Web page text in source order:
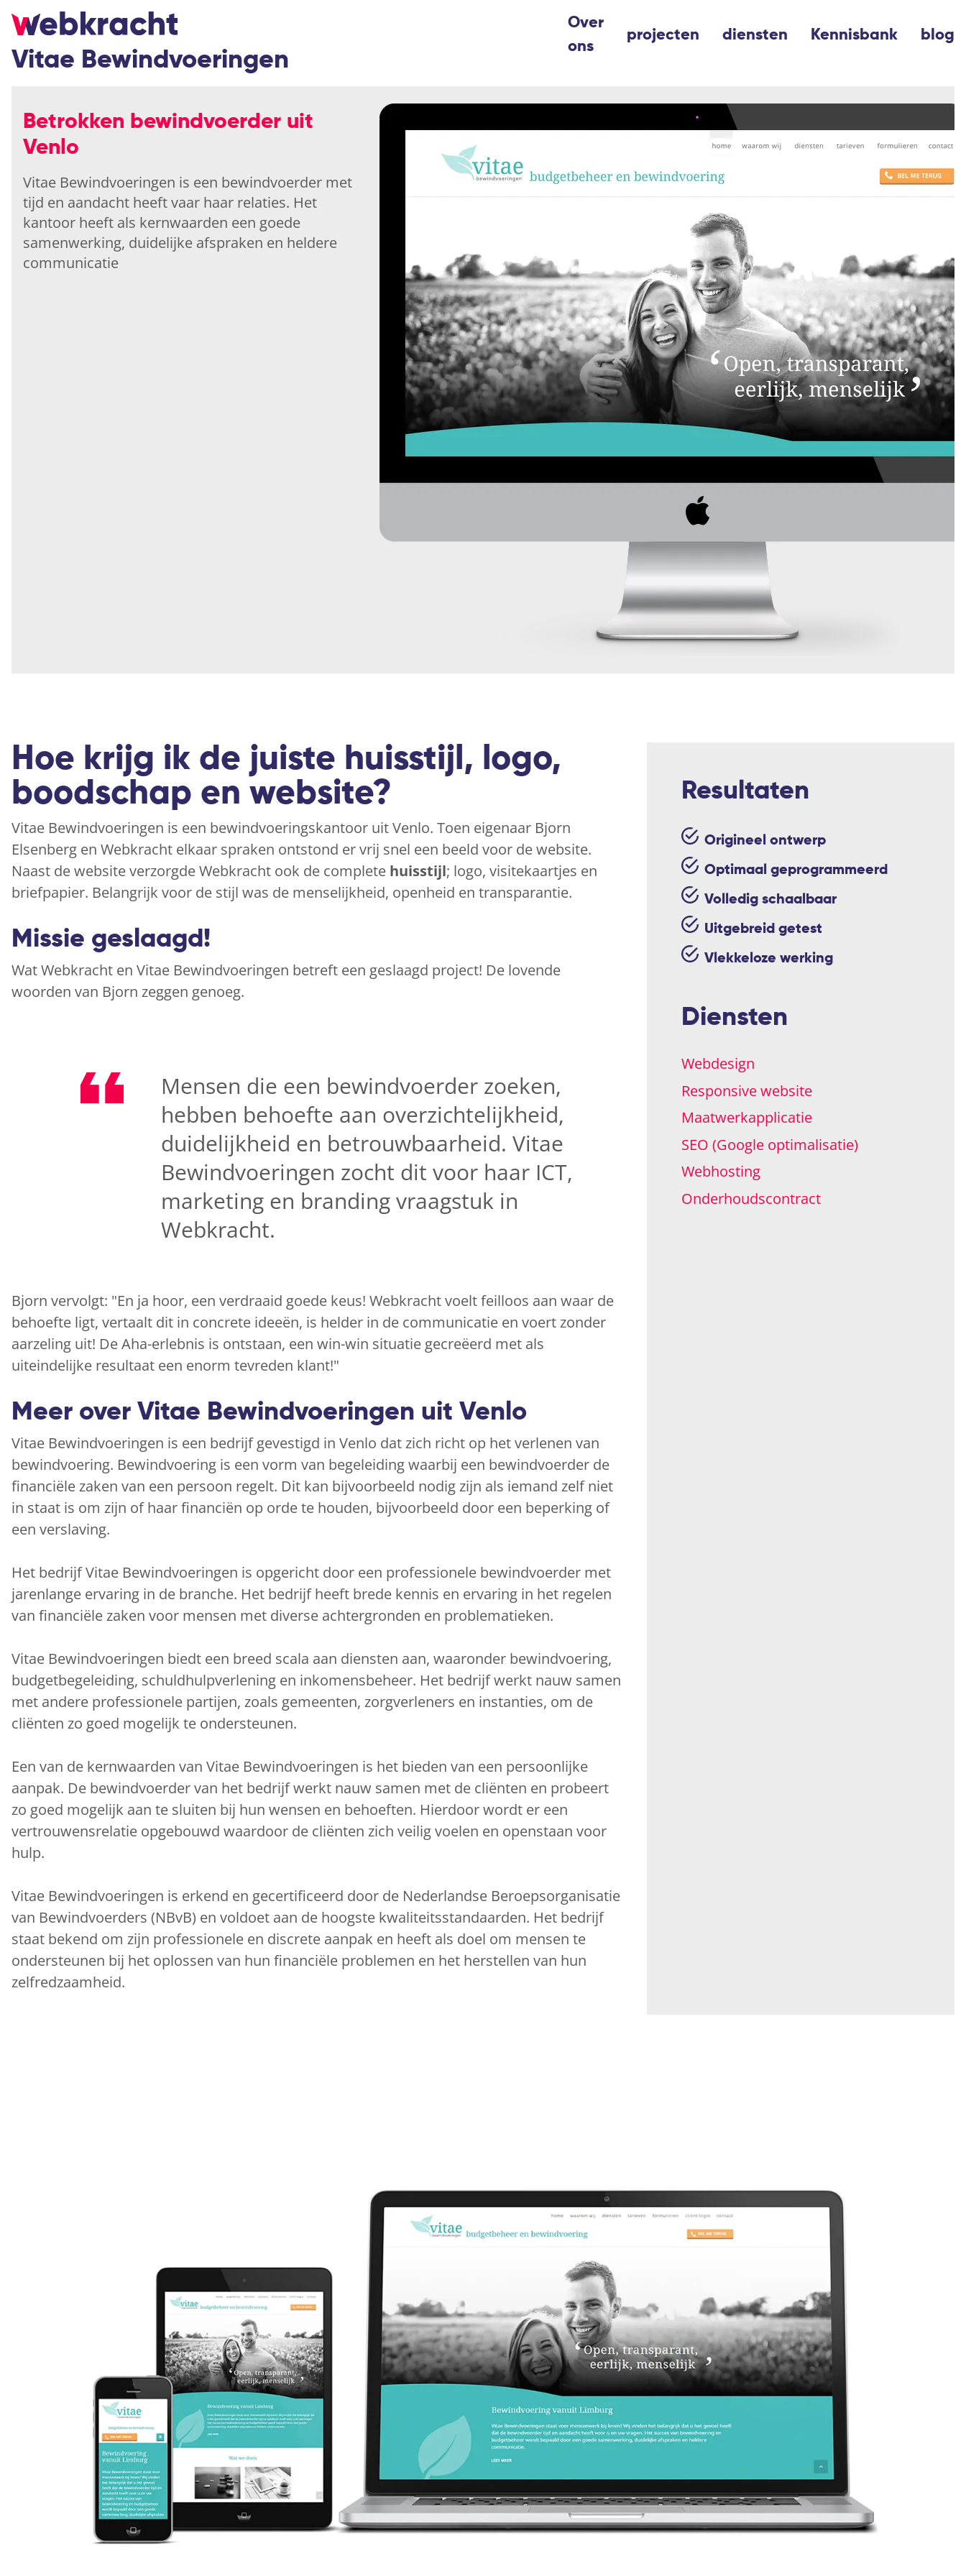
Over
ons
projecten diensten Kennisbank blog
Vitae Bewindvoeringen
Betrokken bewindvoerder uit
Venlo
Vitae Bewindvoeringen is een bewindvoerder met
tijd en aandacht heeft vaar haar relaties. Het
kantoor heeft als kernwaarden een goede
samenwerking, duidelijke afspraken en heldere
communicatie
Hoe krijg ik de juiste huisstijl, logo,
boodschap en website?
Vitae Bewindvoeringen is een bewindvoeringskantoor uit Venlo. Toen eigenaar Bjorn
Elsenberg en Webkracht elkaar spraken ontstond er vrij snel een beeld voor de website.
Naast de website verzorgde Webkracht ook de complete huisstijl; logo, visitekaartjes en
briefpapier. Belangrijk voor de stijl was de menselijkheid, openheid en transparantie.
Missie geslaagd!
Wat Webkracht en Vitae Bewindvoeringen betreft een geslaagd project! De lovende
woorden van Bjorn zeggen genoeg.
Mensen die een bewindvoerder zoeken,
hebben behoefte aan overzichtelijkheid,
duidelijkheid en betrouwbaarheid. Vitae
Bewindvoeringen zocht dit voor haar ICT,
marketing en branding vraagstuk in
Webkracht.
Bjorn vervolgt: "En ja hoor, een verdraaid goede keus! Webkracht voelt feilloos aan waar de
behoefte ligt, vertaalt dit in concrete ideeën, is helder in de communicatie en voert zonder
aarzeling uit! De Aha-erlebnis is ontstaan, een win-win situatie gecreëerd met als
uiteindelijke resultaat een enorm tevreden klant!"
Meer over Vitae Bewindvoeringen uit Venlo
Vitae Bewindvoeringen is een bedrijf gevestigd in Venlo dat zich richt op het verlenen van
bewindvoering. Bewindvoering is een vorm van begeleiding waarbij een bewindvoerder de
financiële zaken van een persoon regelt. Dit kan bijvoorbeeld nodig zijn als iemand zelf niet
in staat is om zijn of haar financiën op orde te houden, bijvoorbeeld door een beperking of
een verslaving.
Het bedrijf Vitae Bewindvoeringen is opgericht door een professionele bewindvoerder met
jarenlange ervaring in de branche. Het bedrijf heeft brede kennis en ervaring in het regelen
van financiële zaken voor mensen met diverse achtergronden en problematieken.
Vitae Bewindvoeringen biedt een breed scala aan diensten aan, waaronder bewindvoering,
budgetbegeleiding, schuldhulpverlening en inkomensbeheer. Het bedrijf werkt nauw samen
met andere professionele partijen, zoals gemeenten, zorgverleners en instanties, om de
cliënten zo goed mogelijk te ondersteunen.
Een van de kernwaarden van Vitae Bewindvoeringen is het bieden van een persoonlijke
aanpak. De bewindvoerder van het bedrijf werkt nauw samen met de cliënten en probeert
zo goed mogelijk aan te sluiten bij hun wensen en behoeften. Hierdoor wordt er een
vertrouwensrelatie opgebouwd waardoor de cliënten zich veilig voelen en openstaan voor
hulp.
Vitae Bewindvoeringen is erkend en gecertificeerd door de Nederlandse Beroepsorganisatie
van Bewindvoerders (NBvB) en voldoet aan de hoogste kwaliteitsstandaarden. Het bedrijf
staat bekend om zijn professionele en discrete aanpak en heeft als doel om mensen te
ondersteunen bij het oplossen van hun financiële problemen en het herstellen van hun
zelfredzaamheid.
Resultaten
Origineel ontwerp
Optimaal geprogrammeerd
Volledig schaalbaar
Uitgebreid getest
Vlekkeloze werking
Diensten
Webdesign
Responsive website
Maatwerkapplicatie
SEO (Google optimalisatie)
Webhosting
Onderhoudscontract